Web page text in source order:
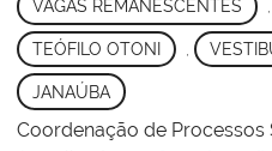
VAGAS REMANESCENTES ,
TEÓFILO OTONI
JANAÚBA
Coordenação de Processos